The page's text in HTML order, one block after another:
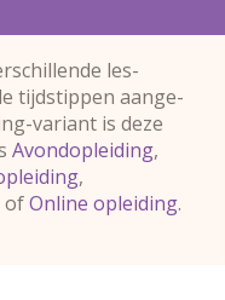
les­
tijdstippen aange­
variant is deze
Avondopleiding
Online opleiding.